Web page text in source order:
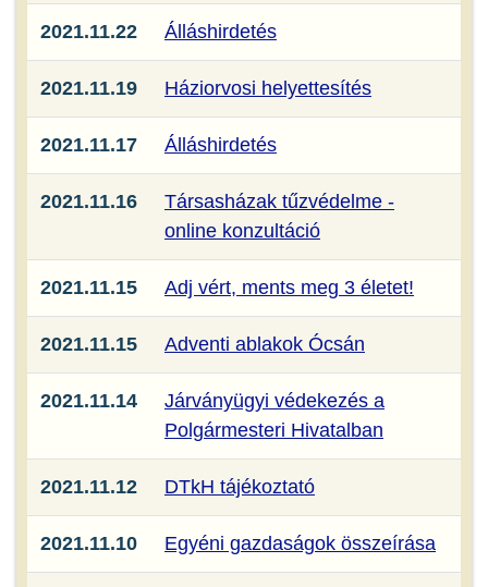
2021.11.22 Álláshirdetés
2021.11.19 Háziorvosi helyettesítés
2021.11.17 Álláshirdetés
2021.11.16
Társasházak tűzvédelme -
online konzultáció
2021.11.15 Adj vért, ments meg 3 életet!
2021.11.15 Adventi ablakok Ócsán
2021.11.14
Járványügyi védekezés a
Polgármesteri Hivatalban
2021.11.12 DTkH tájékoztató
2021.11.10 Egyéni gazdaságok összeírása